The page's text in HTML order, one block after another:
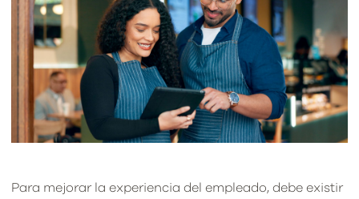
Para mejorar la experiencia del empleado, debe existir